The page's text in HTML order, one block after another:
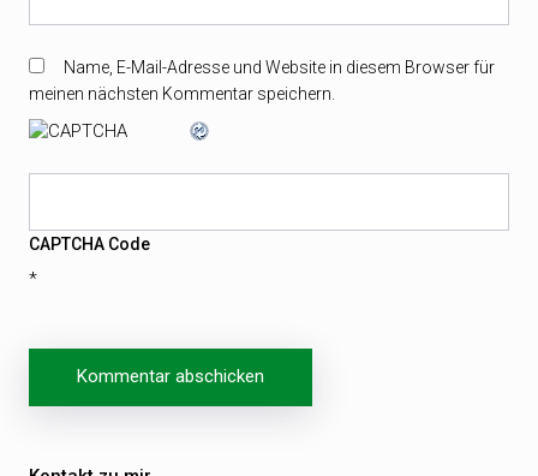
Name, E-Mail-Adresse und Website in diesem Browser für
meinen nächsten Kommentar speichern.
CAPTCHA Code
*